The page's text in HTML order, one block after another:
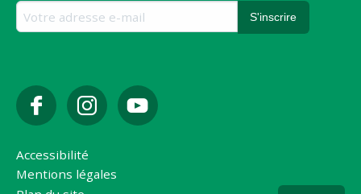
Accessibilité
Mentions légales